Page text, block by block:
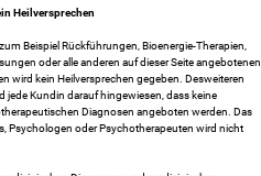
Heilversprechen
Beispiel Rückführungen, Bioenergie-Therapien,
oder alle anderen auf dieser Seite angebotenen
wird kein Heilversprechen gegeben. Desweiteren
jede Kundin darauf hingewiesen, dass keine
Diagnosen angeboten werden. Das
Psychologen oder Psychotherapeuten wird nicht